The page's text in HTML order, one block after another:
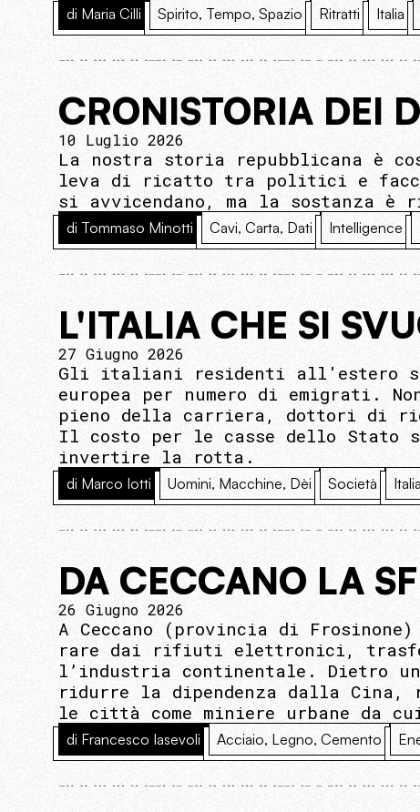
di Maria Cilli Spirito, Tempo, Spazio Ritratti Italia
CRONISTORIA DEI
10 Luglio 2026
La nostra storia repubblicana è
leva di ricatto tra politici e
si avvicendano, ma la sostanza
di Tommaso Minotti Cavi, Carta, Dati Intelligence
L'ITALIA CHE SI
27 Giugno 2026
Gli italiani residenti all'estero
europea per numero di emigrati.
pieno della carriera, dottori di
Il costo per le casse dello Stato
invertire la rotta.
di Marco Iotti Uomini, Macchine, Dèi Società Italia
DA CECCANO LA
26 Giugno 2026
A Ceccano (provincia di
rare dai rifiuti elettronici,
l’industria continentale. Dietro
ridurre la dipendenza dalla Cina,
le città come miniere urbane da
di Francesco Iasevoli Acciaio, Legno, Cemento